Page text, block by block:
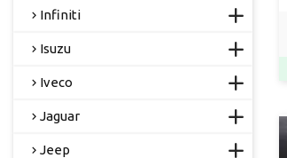
Infiniti
Isuzu
Iveco
Jaguar
Jeep